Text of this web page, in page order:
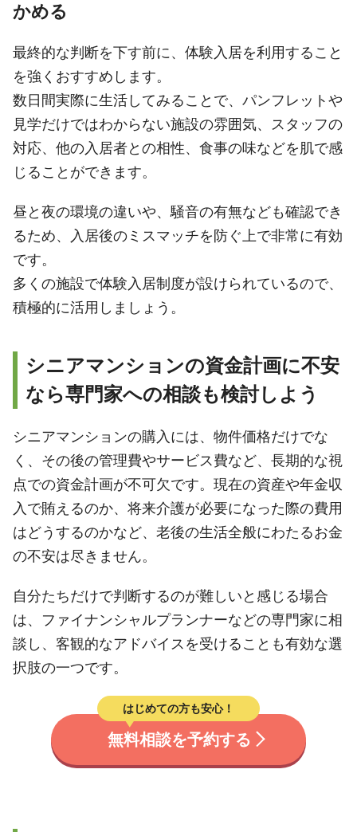
かめる
最終的な判断を下す前に、体験入居を利用すること
を強くおすすめします。
数日間実際に生活してみることで、パンフレットや
見学だけではわからない施設の雰囲気、スタッフの
対応、他の入居者との相性、食事の味などを肌で感
じることができます。
昼と夜の環境の違いや、騒音の有無なども確認でき
るため、入居後のミスマッチを防ぐ上で非常に有効
です。
多くの施設で体験入居制度が設けられているので、
積極的に活用しましょう。
シニアマンションの資金計画に不安
なら専門家への相談も検討しよう
シニアマンションの購入には、物件価格だけでな
く、その後の管理費やサービス費など、長期的な視
点での資金計画が不可欠です。現在の資産や年金収
入で賄えるのか、将来介護が必要になった際の費用
はどうするのかなど、老後の生活全般にわたるお金
の不安は尽きません。
自分たちだけで判断するのが難しいと感じる場合
は、ファイナンシャルプランナーなどの専門家に相
談し、客観的なアドバイスを受けることも有効な選
択肢の一つです。
はじめての方も安心！
無料相談を予約する